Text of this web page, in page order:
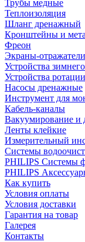
Трубы медные
Теплоизоляция
Шланг дренажный
Кронштейны и
Фреон
Экраны-отражатели
Устройства
Устройства ротации
Насосы дренажные
Инструмент для
Кабель-каналы
Вакуумирование и
Ленты клейкие
Измерительный
Системы
PHILIPS Системы
PHILIPS
Как купить
Условия оплаты
Условия доставки
Гарантия на товар
Галерея
Контакты